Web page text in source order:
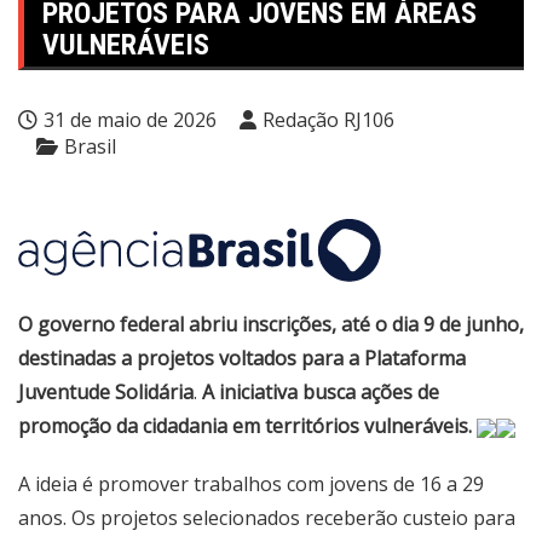
PROJETOS PARA JOVENS EM ÁREAS
VULNERÁVEIS
31 de maio de 2026
Redação RJ106
Brasil
O governo federal abriu inscrições, até o dia 9 de junho,
destinadas a projetos voltados para a Plataforma
Juventude Solidária. A iniciativa busca ações de
promoção da cidadania em territórios vulneráveis.
A ideia é promover trabalhos com jovens de 16 a 29
anos. Os projetos selecionados receberão custeio para